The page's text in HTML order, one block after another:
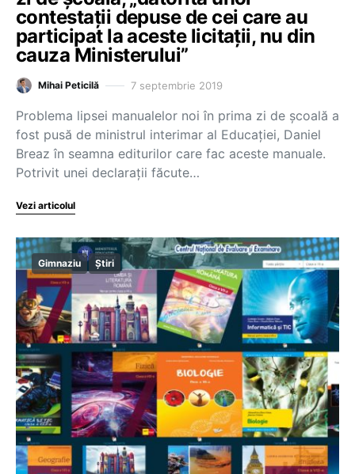
contestaţii depuse de cei care au
participat la aceste licitaţii, nu din
cauza Ministerului”
Mihai Peticilă 7 septembrie 2019
Problema lipsei manualelor noi în prima zi de şcoală a
fost pusă de ministrul interimar al Educaţiei, Daniel
Breaz în seamna editurilor care fac aceste manuale.
Potrivit unei declaraţii făcute…
Vezi articolul
Gimnaziu Știri